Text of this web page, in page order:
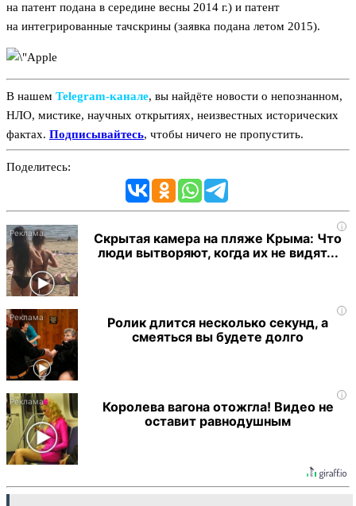
на патент подана в середине весны 2014 г.) и патент
на интегрированные тачскрины (заявка подана летом 2015).
В нашем Telegram‑канале, вы найдёте новости о непознанном,
НЛО, мистике, научных открытиях, неизвестных исторических
фактах. Подписывайтесь, чтобы ничего не пропустить.
Поделитесь:
i
Скрытая камера на пляже Крыма: Что
люди вытворяют, когда их не видят...
i
Ролик длится несколько секунд, а
смеяться вы будете долго
i
Королева вагона отожгла! Видео не
оставит равнодушным